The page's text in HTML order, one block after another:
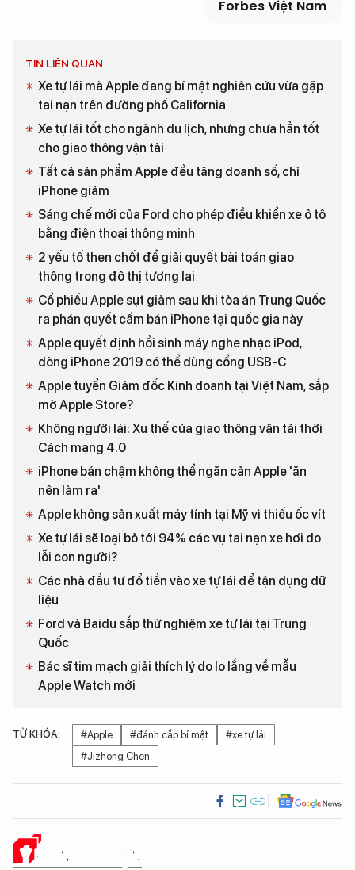
Forbes Việt Nam
TIN LIÊN QUAN
Xe tự lái mà Apple đang bí mật nghiên cứu vừa gặp
tai nạn trên đường phố California
Xe tự lái tốt cho ngành du lịch, nhưng chưa hẳn tốt
cho giao thông vận tải
Tất cả sản phẩm Apple đều tăng doanh số, chỉ
iPhone giảm
Sáng chế mới của Ford cho phép điều khiển xe ô tô
bằng điện thoại thông minh
2 yếu tố then chốt để giải quyết bài toán giao
thông trong đô thị tương lai
Cổ phiếu Apple sụt giảm sau khi tòa án Trung Quốc
ra phán quyết cấm bán iPhone tại quốc gia này
Apple quyết định hồi sinh máy nghe nhạc iPod,
dòng iPhone 2019 có thể dùng cổng USB-C
Apple tuyển Giám đốc Kinh doanh tại Việt Nam, sắp
mở Apple Store?
Không người lái: Xu thế của giao thông vận tải thời
Cách mạng 4.0
iPhone bán chậm không thể ngăn cản Apple 'ăn
nên làm ra'
Apple không sản xuất máy tính tại Mỹ vì thiếu ốc vít
Xe tự lái sẽ loại bỏ tới 94% các vụ tai nạn xe hơi do
lỗi con người?
Các nhà đầu tư đổ tiền vào xe tự lái để tận dụng dữ
liệu
Ford và Baidu sắp thử nghiệm xe tự lái tại Trung
Quốc
Bác sĩ tim mạch giải thích lý do lo lắng về mẫu
Apple Watch mới
TỪ KHÓA: #Apple #đánh cắp bí mật
#xe tự lái
#Jizhong Chen
Ý KIẾN CỦA BẠN